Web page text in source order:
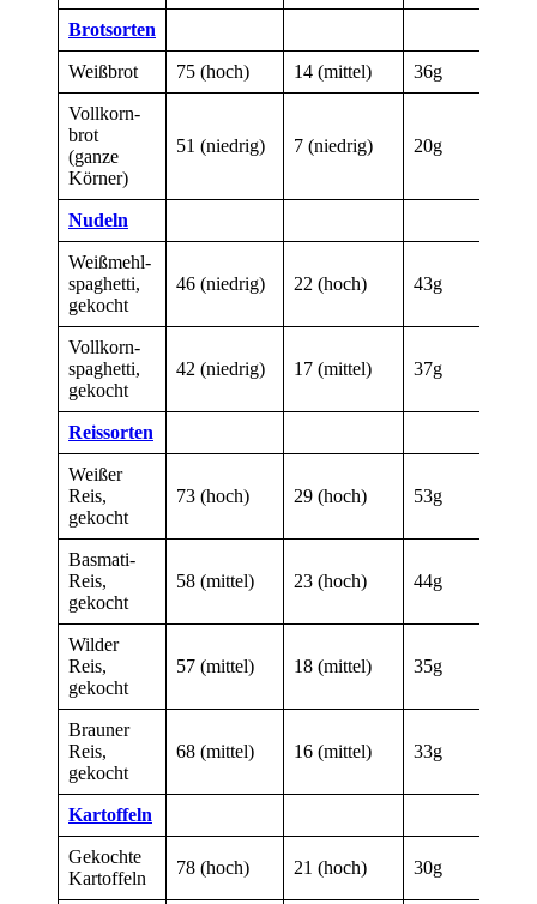
Brotsorten
Weißbrot 75 (hoch) 14 (mittel) 36g
Vollkorn­
brot
(ganze
Körner)
51 (niedrig) 7 (niedrig) 20g
Nudeln
Weißmehl­
spaghetti,
gekocht
46 (niedrig) 22 (hoch) 43g
Vollkorn­
spaghetti,
gekocht
42 (niedrig) 17 (mittel) 37g
Reissorten
Weißer
Reis,
gekocht
73 (hoch) 29 (hoch) 53g
Basmati-
Reis,
gekocht
58 (mittel) 23 (hoch) 44g
Wilder
Reis,
gekocht
57 (mittel) 18 (mittel) 35g
Brauner
Reis,
gekocht
68 (mittel) 16 (mittel) 33g
Kartoffeln
Gekochte
Kartof­feln
78 (hoch) 21 (hoch) 30g